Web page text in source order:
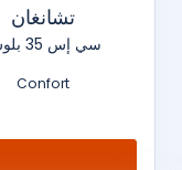
تشانغان
سي إس 35 بلوس
Confort